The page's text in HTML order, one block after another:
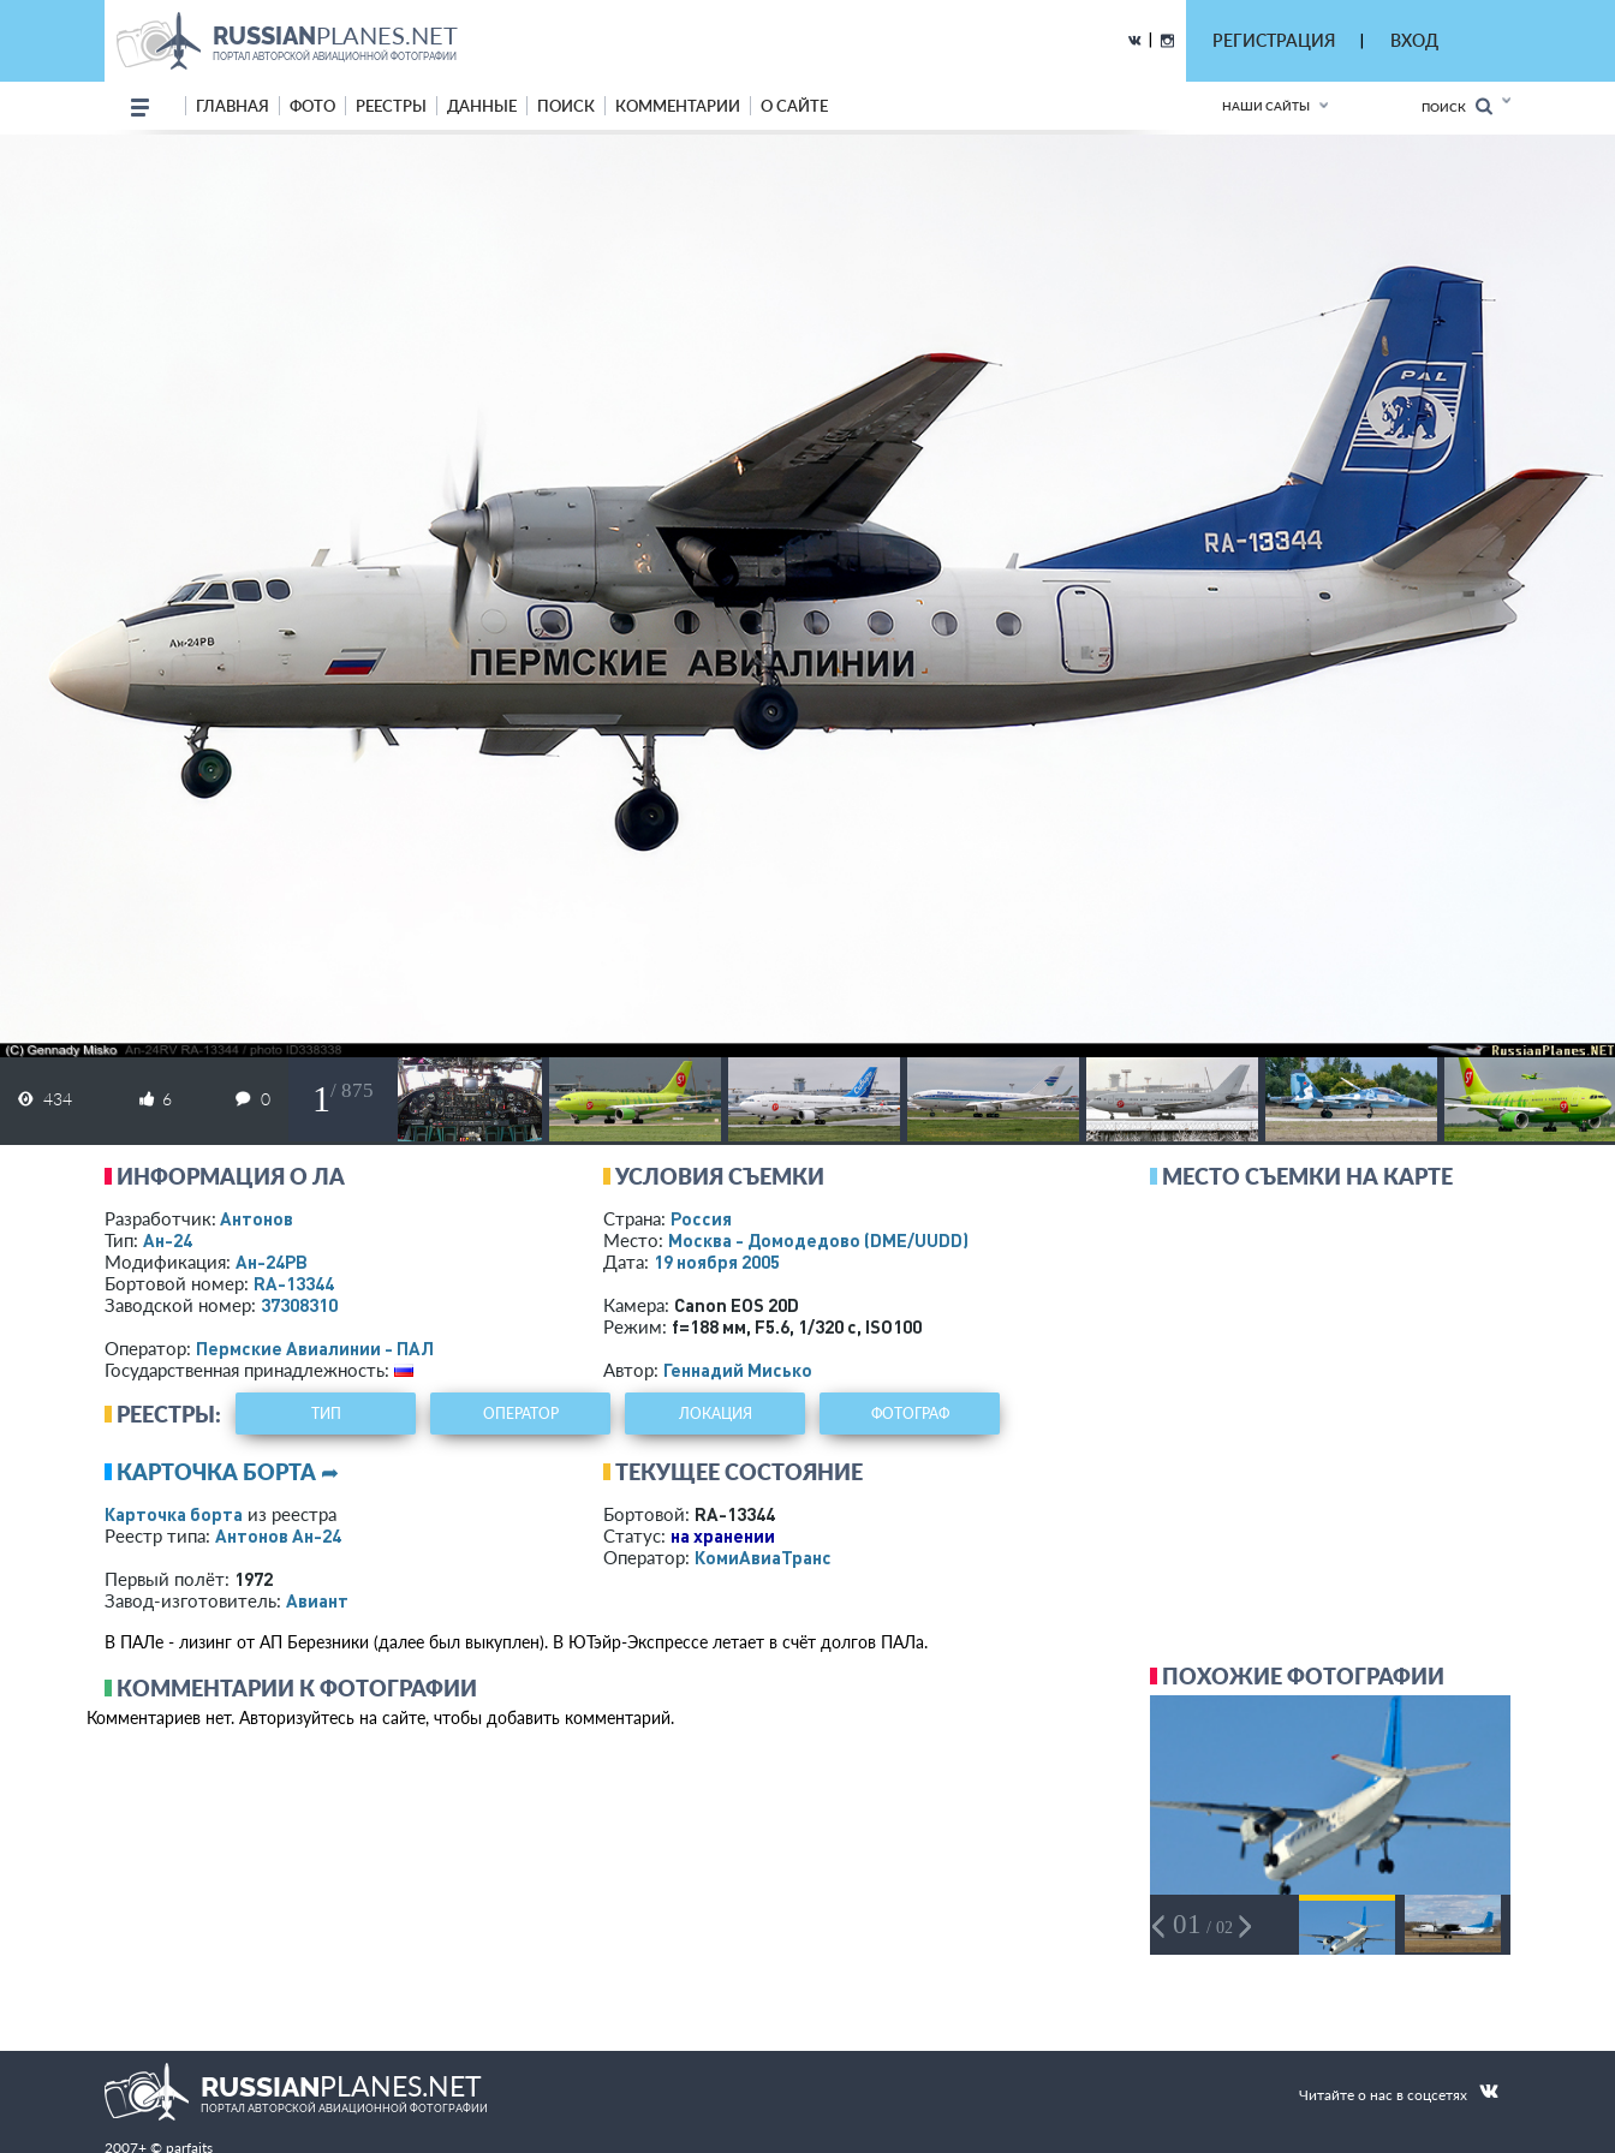
RUSSIANPLANES.NET
ПОРТАЛ АВТОРСКОЙ АВИАЦИОННОЙ ФОТОГРАФИИ
РЕГИСТРАЦИЯ ВХОД
ГЛАВНАЯ ФОТО РЕЕСТРЫ ДАННЫЕ ПОИСК КОММЕНТАРИИ О САЙТЕ НАШИ САЙТЫ ПОИСК
434 6 0 1 / 875
ИНФОРМАЦИЯ О ЛА
Разработчик: Антонов
Тип: Ан-24
Модификация: Ан-24РВ
Бортовой номер: RA-13344
Заводской номер: 37308310
Оператор: Пермские Авиалинии - ПАЛ
Государственная принадлежность:
УСЛОВИЯ СЪЕМКИ
Страна: Россия
Место: Москва - Домодедово (DME/UUDD)
Дата: 19 ноября 2005
Камера: Canon EOS 20D
Режим: f=188 мм, F5.6, 1/320 с, ISO100
Автор: Геннадий Мисько
РЕЕСТРЫ: ТИП ОПЕРАТОР ЛОКАЦИЯ ФОТОГРАФ
КАРТОЧКА БОРТА ➦
Карточка борта из реестра
Реестр типа: Антонов Ан-24
Первый полёт: 1972
Завод-изготовитель: Авиант
ТЕКУЩЕЕ СОСТОЯНИЕ
Бортовой: RA-13344
Статус: на хранении
Оператор: КомиАвиаТранс
В ПАЛе - лизинг от АП Березники (далее был выкуплен). В ЮТэйр-Экспрессе летает в счёт долгов ПАЛа.
КОММЕНТАРИИ К ФОТОГРАФИИ
Комментариев нет. Авторизуйтесь на сайте, чтобы добавить комментарий.
МЕСТО СЪЕМКИ НА КАРТЕ
ПОХОЖИЕ ФОТОГРАФИИ
01 / 02
RUSSIANPLANES.NET
ПОРТАЛ АВТОРСКОЙ АВИАЦИОННОЙ ФОТОГРАФИИ
Читайте о нас в соцсетях
2007+ © parfaits